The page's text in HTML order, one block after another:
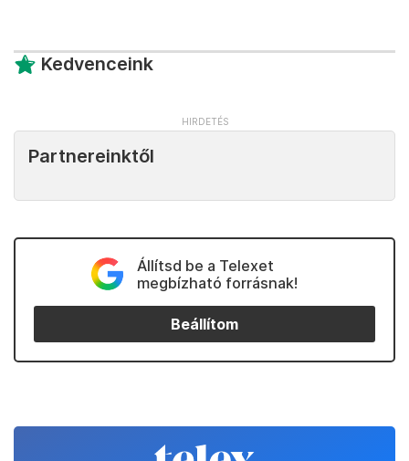
Kedvenceink
Partnereinktől
Állítsd be a Telexet
megbízható forrásnak!
Beállítom